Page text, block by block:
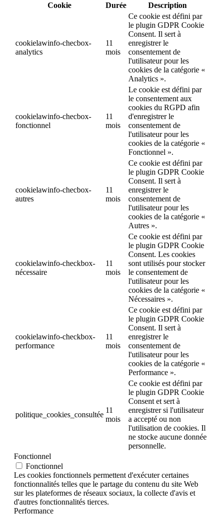
Cookie
Durée Description
cookielawinfo-checbox-
analytics
11
mois
Ce cookie est défini par
le plugin GDPR Cookie
Consent. Il sert à
enregistrer le
consentement de
l'utilisateur pour les
cookies de la catégorie «
Analytics ».
cookielawinfo-checbox-
fonctionnel
11
mois
Le cookie est défini par
le consentement aux
cookies du RGPD afin
d'enregistrer le
consentement de
l'utilisateur pour les
cookies de la catégorie «
Fonctionnel ».
cookielawinfo-checbox-
autres
11
mois
Ce cookie est défini par
le plugin GDPR Cookie
Consent. Il sert à
enregistrer le
consentement de
l'utilisateur pour les
cookies de la catégorie «
Autres ».
cookielawinfo-checkbox-
nécessaire
11
mois
Ce cookie est défini par
le plugin GDPR Cookie
Consent. Les cookies
sont utilisés pour stocker
le consentement de
l'utilisateur pour les
cookies de la catégorie «
Nécessaires ».
cookielawinfo-checkbox-
performance
11
mois
Ce cookie est défini par
le plugin GDPR Cookie
Consent. Il sert à
enregistrer le
consentement de
l'utilisateur pour les
cookies de la catégorie «
Performance ».
politique_cookies_consultée
11
mois
Ce cookie est défini par
le plugin GDPR Cookie
Consent et sert à
enregistrer si l'utilisateur
a accepté ou non
l'utilisation de cookies. Il
ne stocke aucune donnée
personnelle.
Fonctionnel
Fonctionnel
Les cookies fonctionnels permettent d'exécuter certaines
fonctionnalités telles que le partage du contenu du site Web
sur les plateformes de réseaux sociaux, la collecte d'avis et
d'autres fonctionnalités tierces.
Performance